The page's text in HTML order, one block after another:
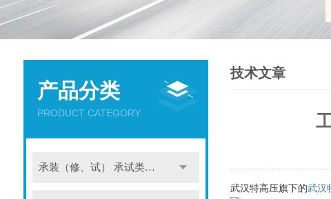
产品分类
PRODUCT CATEGORY
承装（修、试） 承试类仪器
技术文章
武汉特高压旗下的武汉